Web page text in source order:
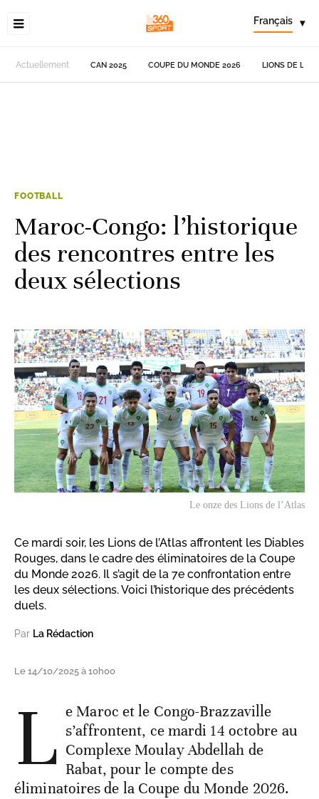
Français ▾
Actuellement CAN 2025 COUPE DU MONDE 2026 LIONS DE
FOOTBALL
Maroc-Congo: l’historique
des rencontres entre les
deux sélections
Le onze des Lions de l’Atlas
Ce mardi soir, les Lions de l’Atlas affrontent les Diables
Rouges, dans le cadre des éliminatoires de la Coupe
du Monde 2026. Il s’agit de la 7e confrontation entre
les deux sélections. Voici l’historique des précédents
duels.
Par La Rédaction
Le 14/10/2025 à 10h00
L e Maroc et le Congo-Brazzaville
s’affrontent, ce mardi 14 octobre au
Complexe Moulay Abdellah de
Rabat, pour le compte des
éliminatoires de la Coupe du Monde 2026.